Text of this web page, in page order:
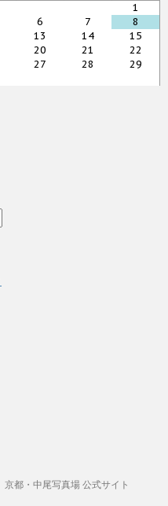
1
6 7
8
13 14
15
20 21
22
27 28
29
京都・中尾写真場 公式サイト